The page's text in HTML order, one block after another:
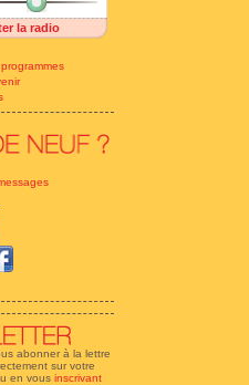
la radio
abonner à la lettre
sur votre
en vous inscrivant